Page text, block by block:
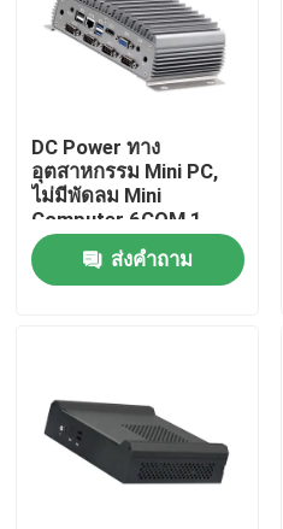
ทัวร์โรงงาน
ควบคุมคุณภาพ
ติดต่อเรา
ขออ้าง
PC แผงอุตสาหกรรม
DC Power ทาง
อุตสาหกรรม Mini PC,
ไม่มีพัดลม Mini
Computer 6COM 1
LAN ควอดคอร์ J4205
ส่งคำถาม